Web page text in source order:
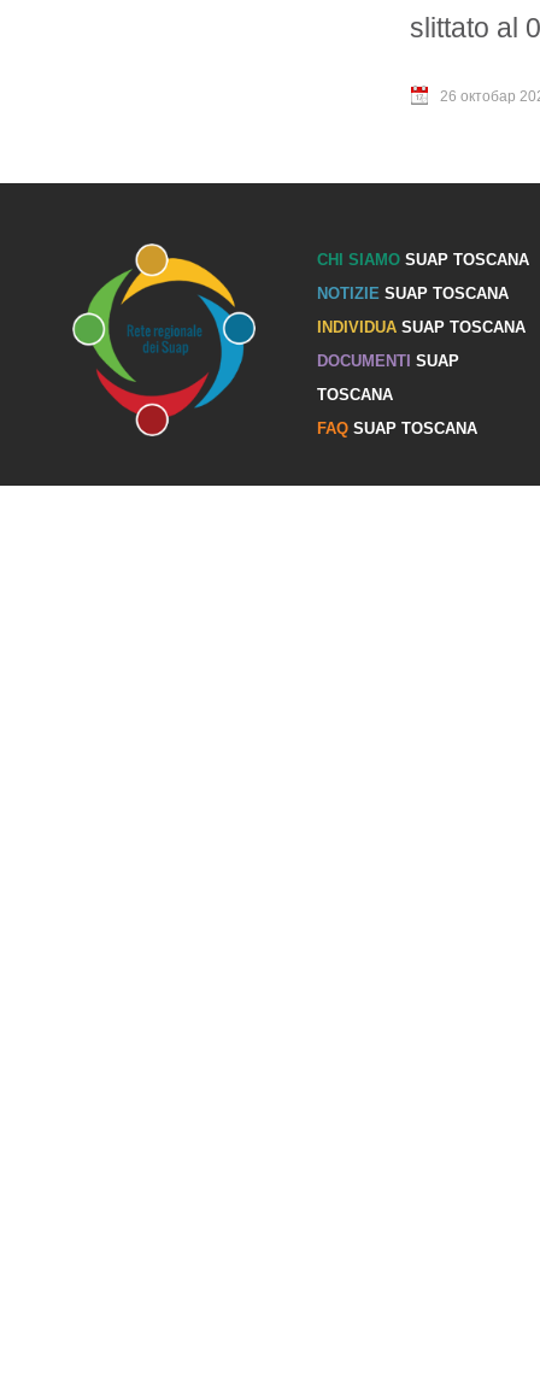
slittato al
26 октобар
CHI SIAMOSUAP TOSCANA
NOTIZIE SUAP TOSCANA
INDIVIDUASUAP TOSCANA
DOCUMENTI SUAP
TOSCANA
FAQSUAP TOSCANA